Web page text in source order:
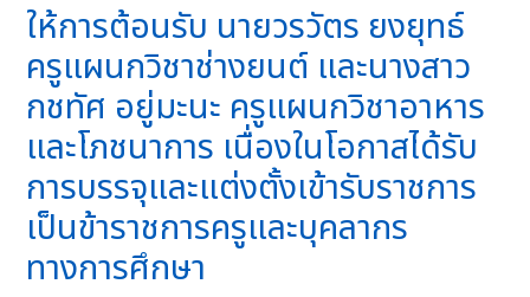
ให้การต้อนรับ นายวรวัตร ยงยุทธ์
ครูแผนกวิชาช่างยนต์ และนางสาว
กชทัศ อยู่มะนะ ครูแผนกวิชาอาหาร
และโภชนาการ เนื่องในโอกาสได้รับ
การบรรจุและแต่งตั้งเข้ารับราชการ
เป็นข้าราชการครูและบุคลากร
ทางการศึกษา